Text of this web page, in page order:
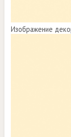
Изображение